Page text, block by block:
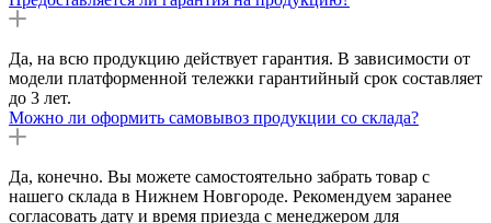
Да, на всю продукцию действует гарантия. В зависимости от
модели платформенной тележки гарантийный срок составляет
до 3 лет.
Можно ли оформить самовывоз продукции со склада?
Да, конечно. Вы можете самостоятельно забрать товар с
нашего склада в Нижнем Новгороде. Рекомендуем заранее
согласовать дату и время приезда с менеджером для